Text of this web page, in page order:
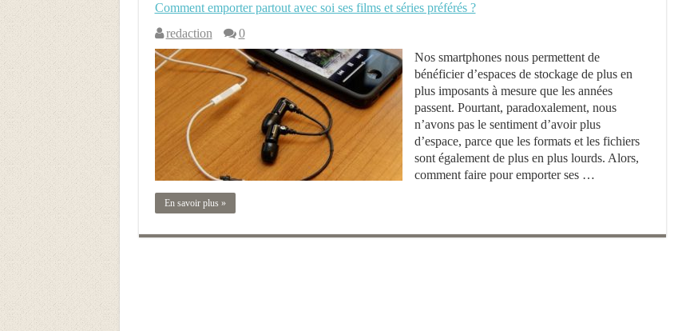
Comment emporter partout avec soi ses films et séries préférés ?
redaction
0
Nos smartphones nous permettent de
bénéficier d’espaces de stockage de plus en
plus imposants à mesure que les années
passent. Pourtant, paradoxalement, nous
n’avons pas le sentiment d’avoir plus
d’espace, parce que les formats et les fichiers
sont également de plus en plus lourds. Alors,
comment faire pour emporter ses …
En savoir plus »